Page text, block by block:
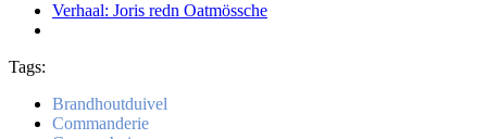
Verhaal: Joris redn Oatmössche
Tags:
Brandhoutduivel
Commanderie